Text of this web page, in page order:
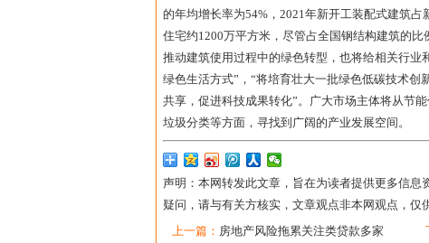
的年均增长率为54%，2021年新开工装配式建筑
住宅约1200万平方米，尽管占全国钢结构建筑的比
推动建筑使用过程中的绿色转型，也将给相关行
绿色生活方式”，“将培育壮大一批绿色低碳技术创
共享，促进科技成果转化”。广大市场主体将从节
垃圾分类等方面，寻找到广阔的产业发展空间。
声明：本网转发此文章，旨在为读者提供更多信
疑问，请与有关方核实，文章观点非本网观点，仅
上一篇： 房地产风险拖累关注类贷款多家